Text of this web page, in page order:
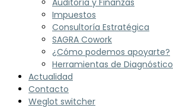
Auditoría y Finanzas
Impuestos
Consultoría Estratégica
SAGRA Cowork
¿Cómo podemos apoyarte?
Herramientas de Diagnóstico
Actualidad
Contacto
Weglot switcher